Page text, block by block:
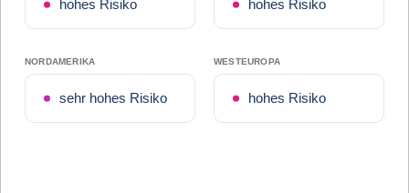
hohes Risiko hohes Risiko
NORDAMERIKA
sehr hohes Risiko
WESTEUROPA
hohes Risiko